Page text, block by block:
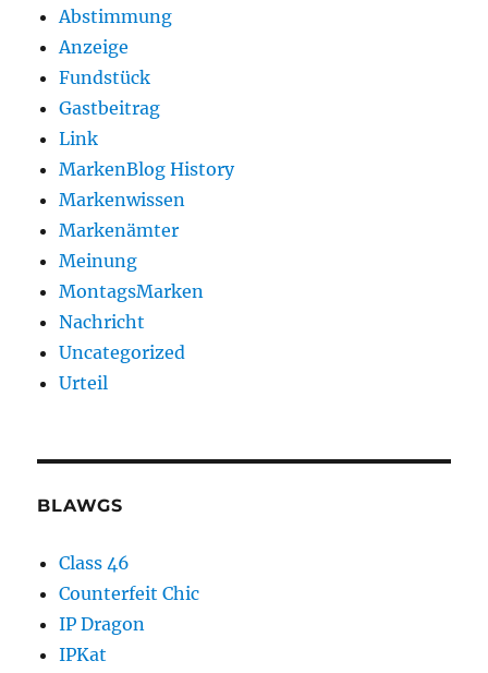
Abstimmung
Anzeige
Fundstück
Gastbeitrag
Link
MarkenBlog History
Markenwissen
Markenämter
Meinung
MontagsMarken
Nachricht
Uncategorized
Urteil
BLAWGS
Class 46
Counterfeit Chic
IP Dragon
IPKat